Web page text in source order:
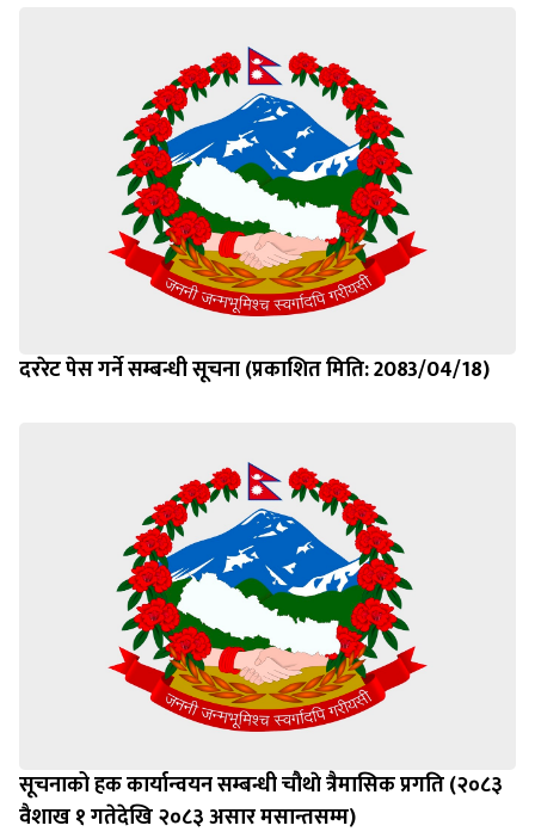
दररेट पेस गर्ने सम्बन्धी सूचना (प्रकाशित मिति: 2083/04/18)
सूचनाको हक कार्यान्वयन सम्बन्धी चौथाे त्रैमासिक प्रगति (२०८३
वैशाख १ गतेदेखि २०८३ असार मसान्तसम्म)